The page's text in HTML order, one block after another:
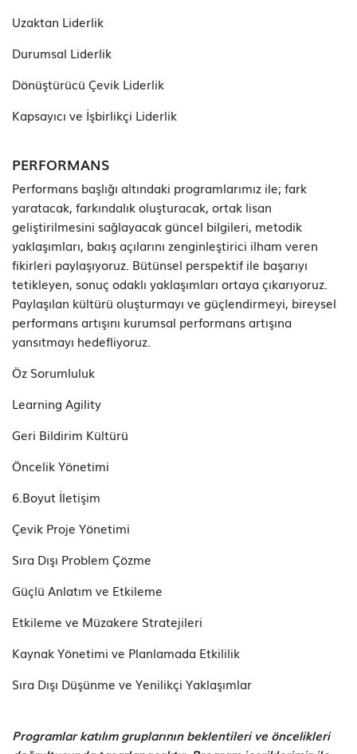
Uzaktan Liderlik
Durumsal Liderlik
Dönüştürücü Çevik Liderlik
Kapsayıcı ve İşbirlikçi Liderlik
PERFORMANS
Performans başlığı altındaki programlarımız ile; fark
yaratacak, farkındalık oluşturacak, ortak lisan
geliştirilmesini sağlayacak güncel bilgileri, metodik
yaklaşımları, bakış açılarını zenginleştirici ilham veren
fikirleri paylaşıyoruz. Bütünsel perspektif ile başarıyı
tetikleyen, sonuç odaklı yaklaşımları ortaya çıkarıyoruz.
Paylaşılan kültürü oluşturmayı ve güçlendirmeyi, bireysel
performans artışını kurumsal performans artışına
yansıtmayı hedefliyoruz.
Öz Sorumluluk
Learning Agility
Geri Bildirim Kültürü
Öncelik Yönetimi
6.Boyut İletişim
Çevik Proje Yönetimi
Sıra Dışı Problem Çözme
Güçlü Anlatım ve Etkileme
Etkileme ve Müzakere Stratejileri
Kaynak Yönetimi ve Planlamada Etkililik
Sıra Dışı Düşünme ve Yenilikçi Yaklaşımlar
Programlar katılım gruplarının beklentileri ve öncelikleri